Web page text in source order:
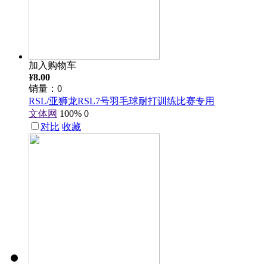
加入购物车
¥8.00
销量：0
RSL/亚狮龙RSL7号羽毛球耐打训练比赛专用
文体网 100% 0
对比 收藏